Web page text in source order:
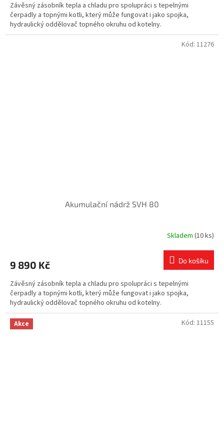
Závěsný zásobník tepla a chladu pro spolupráci s tepelnými
čerpadly a topnými kotli, který může fungovat i jako spojka,
hydraulický oddělovač topného okruhu od kotelny.
Akumulační nádrž SVH 80
Skladem (10 ks)
9 890 Kč Do košíku
Závěsný zásobník tepla a chladu pro spolupráci s tepelnými
čerpadly a topnými kotli, který může fungovat i jako spojka,
hydraulický oddělovač topného okruhu od kotelny.
Kód: 11276
Akce Kód: 11155